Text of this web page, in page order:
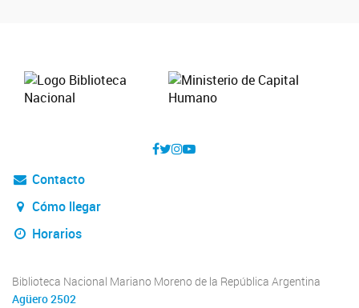
Contacto
Cómo llegar
Horarios
Biblioteca Nacional Mariano Moreno de la República Argentina
Agüero 2502